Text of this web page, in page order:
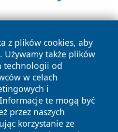
z plików cookies, aby
Używamy także plików
technologii od
w celach
i
te mogą być
przez naszych
korzystanie ze
Wszystkie prawa
Polityka